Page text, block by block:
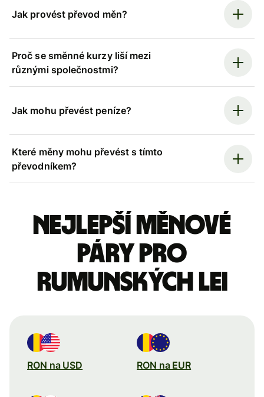
Jak provést převod měn?
Proč se směnné kurzy liší mezi
různými společnostmi?
Jak mohu převést peníze?
Které měny mohu převést s tímto
převodníkem?
Nejlepší měnové
páry pro
rumunských lei
RON na USD RON na EUR